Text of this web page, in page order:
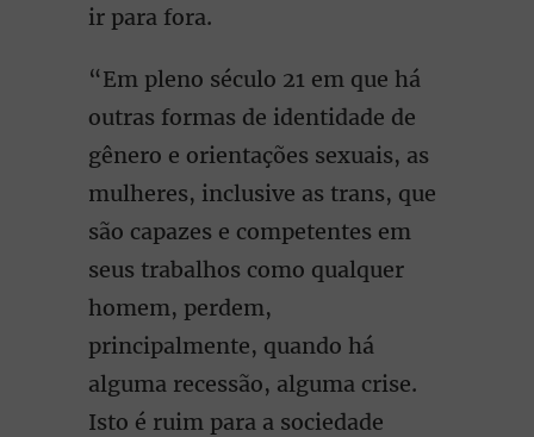
ir para fora.
“Em pleno século 21 em que há
outras formas de identidade de
gênero e orientações sexuais, as
mulheres, inclusive as trans, que
são capazes e competentes em
seus trabalhos como qualquer
homem, perdem,
principalmente, quando há
alguma recessão, alguma crise.
Isto é ruim para a sociedade